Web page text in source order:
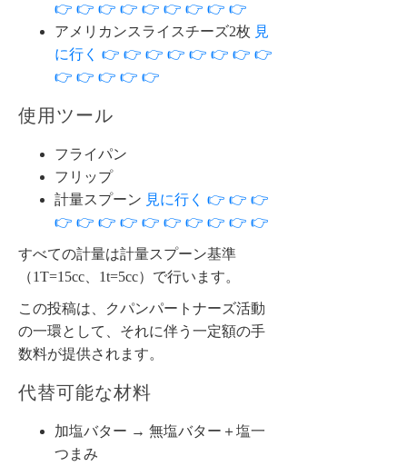
👉 👉 👉 👉 👉 👉 👉 👉 👉
アメリカンスライスチーズ2枚 見
に行く 👉 👉 👉 👉 👉 👉 👉 👉
👉 👉 👉 👉 👉
使用ツール
フライパン
フリップ
計量スプーン 見に行く 👉 👉 👉
👉 👉 👉 👉 👉 👉 👉 👉 👉 👉
すべての計量は計量スプーン基準
（1T=15cc、1t=5cc）で行います。
この投稿は、クパンパートナーズ活動
の一環として、それに伴う一定額の手
数料が提供されます。
代替可能な材料
加塩バター → 無塩バター＋塩一
つまみ